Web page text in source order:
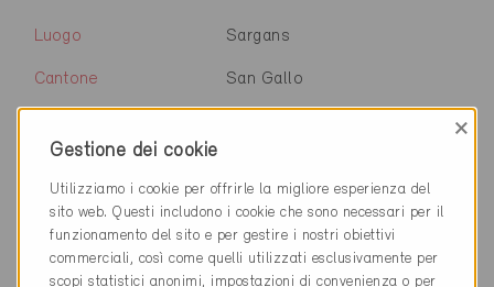
Luogo Sargans
Cantone San Gallo
Ditta PIRMIN JUNG Schweiz AG
NAP 7320
Gestione dei cookie
×
Utilizziamo i cookie per offrirle la migliore esperienza del
sito web. Questi includono i cookie che sono necessari per il
funzionamento del sito e per gestire i nostri obiettivi
commerciali, così come quelli utilizzati esclusivamente per
scopi statistici anonimi, impostazioni di convenienza o per